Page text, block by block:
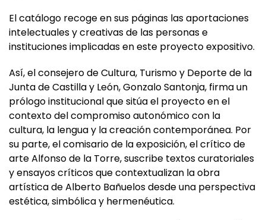
El catálogo recoge en sus páginas las aportaciones
intelectuales y creativas de las personas e
instituciones implicadas en este proyecto expositivo.
Así, el consejero de Cultura, Turismo y Deporte de la
Junta de Castilla y León, Gonzalo Santonja, firma un
prólogo institucional que sitúa el proyecto en el
contexto del compromiso autonómico con la
cultura, la lengua y la creación contemporánea. Por
su parte, el comisario de la exposición, el crítico de
arte Alfonso de la Torre, suscribe textos curatoriales
y ensayos críticos que contextualizan la obra
artística de Alberto Bañuelos desde una perspectiva
estética, simbólica y hermenéutica.